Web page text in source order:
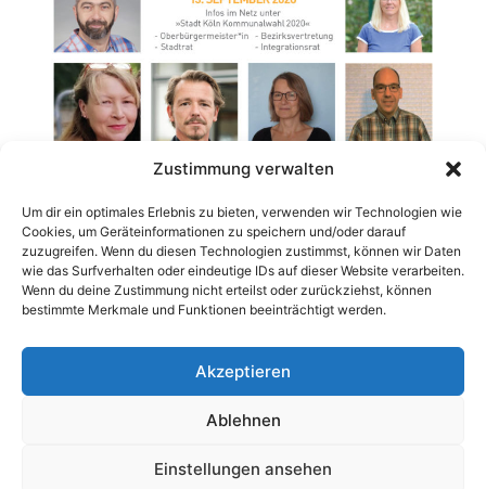
Zustimmung verwalten
Um dir ein optimales Erlebnis zu bieten, verwenden wir Technologien wie
Cookies, um Geräteinformationen zu speichern und/oder darauf
zuzugreifen. Wenn du diesen Technologien zustimmst, können wir Daten
wie das Surfverhalten oder eindeutige IDs auf dieser Website verarbeiten.
Wenn du deine Zustimmung nicht erteilst oder zurückziehst, können
bestimmte Merkmale und Funktionen beeinträchtigt werden.
Akzeptieren
Ablehnen
Einstellungen ansehen
Kategorien
Allgemein
Krönungsball
Blutspende für die Flutopfer